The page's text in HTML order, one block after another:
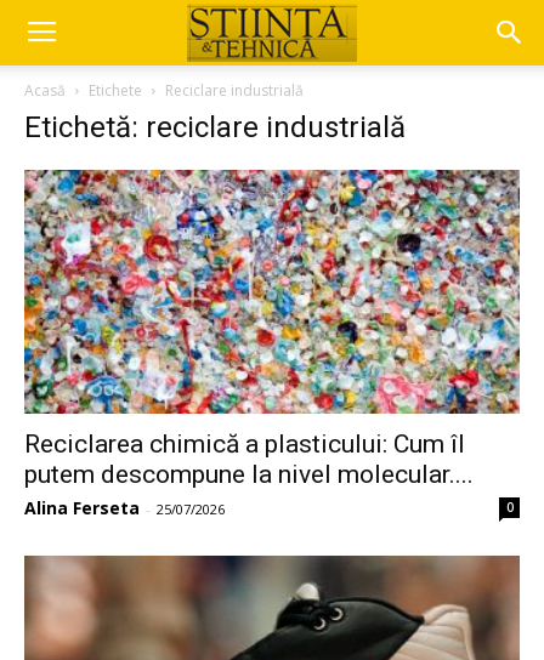
Acasă Etichete Reciclare industrială
Etichetă: reciclare industrială
Reciclarea chimică a plasticului: Cum îl
putem descompune la nivel molecular....
Alina Ferseta - 25/07/2026 0